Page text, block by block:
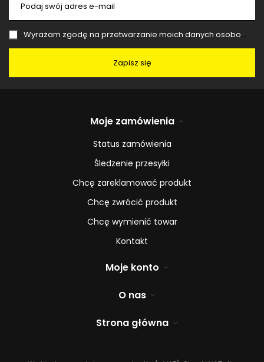
Podaj swój adres e-mail
Wyrażam zgodę na przetwarzanie moich danych osobowych (adres e-mail) na potrzeby wysyłki newslettera z informacją handlową (marketing). Więcej w
Zapisz się
Moje zamówienia
Status zamówienia
Śledzenie przesyłki
Chcę zareklamować produkt
Chcę zwrócić produkt
Chcę wymienić towar
Kontakt
Moje konto
O nas
Strona główna